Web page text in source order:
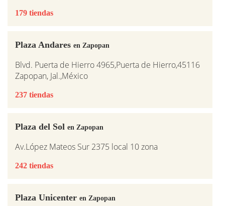
179 tiendas
Plaza Andares en Zapopan
Blvd. Puerta de Hierro 4965,Puerta de Hierro,45116
Zapopan, Jal.,México
237 tiendas
Plaza del Sol en Zapopan
Av.López Mateos Sur 2375 local 10 zona
242 tiendas
Plaza Unicenter en Zapopan